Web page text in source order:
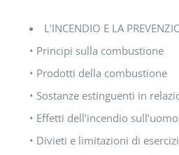
L’INCENDIO E LA
• Principi sulla combustione
• Prodotti della combustione
• Sostanze estinguenti in
• Effetti dell’incendio sull’uomo
• Divieti e limitazioni di